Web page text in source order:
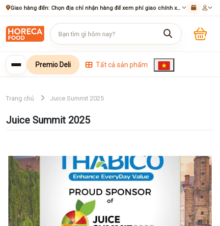
Giao hàng đến: Chọn địa chỉ nhận hàng để xem phí giao chính xác
Premio Deli Tất cả sản phẩm
Trang chủ Juice Summit 2025
Juice Summit 2025